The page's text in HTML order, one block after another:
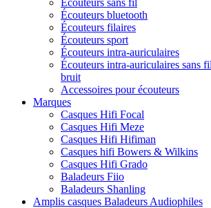
Écouteurs sans fil
Écouteurs bluetooth
Écouteurs filaires
Écouteurs sport
Écouteurs intra-auriculaires
Écouteurs intra-auriculaires sans
bruit
Accessoires pour écouteurs
Marques
Casques Hifi Focal
Casques Hifi Meze
Casques Hifi Hifiman
Casques hifi Bowers & Wilkins
Casques Hifi Grado
Baladeurs Fiio
Baladeurs Shanling
Amplis casques Baladeurs Audiophiles